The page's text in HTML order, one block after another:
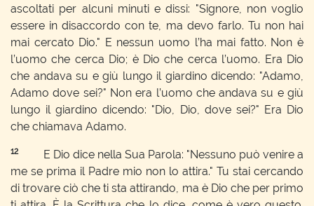
ascoltati per alcuni minuti e dissi: "Signore, non voglio
essere in disaccordo con te, ma devo farlo. Tu non hai
mai cercato Dio." E nessun uomo l’ha mai fatto. Non è
l’uomo che cerca Dio; è Dio che cerca l’uomo. Era Dio
che andava su e giù lungo il giardino dicendo: "Adamo,
Adamo dove sei?" Non era l’uomo che andava su e giù
lungo il giardino dicendo: "Dio, Dio, dove sei?" Era Dio
che chiamava Adamo.
12E Dio dice nella Sua Parola: "Nessuno può venire a
me se prima il Padre mio non lo attira." Tu stai cercando
di trovare ciò che ti sta attirando, ma è Dio che per primo